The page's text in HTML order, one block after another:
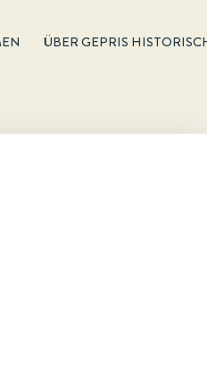
ÜBER GEPRIS